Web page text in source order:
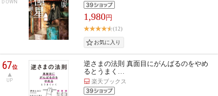
DOWN
1,980円
(12)
67位
UP
逆さまの法則 真面目にがんばるのをやめ
るとうまく…
楽天ブックス